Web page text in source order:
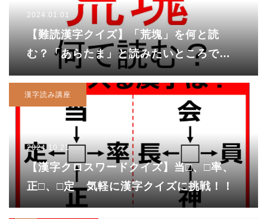
2024.01.01
【難読漢字クイズ】「荒塊」を何と読
む？「あらたま」と読みたいところです
漢字読み講座
2024.10.21
【漢字クロスワードクイズ】当□、□率、
正□、□定 気軽に漢字クイズに挑戦！！